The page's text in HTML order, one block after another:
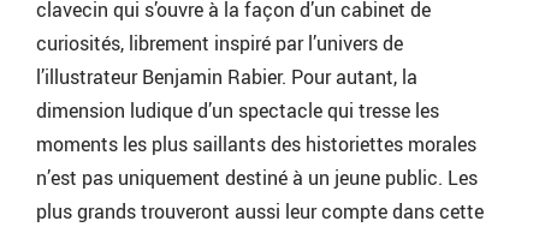
clavecin qui s’ouvre à la façon d’un cabinet de
curiosités, librement inspiré par l’univers de
l’illustrateur Benjamin Rabier. Pour autant, la
dimension ludique d’un spectacle qui tresse les
moments les plus saillants des historiettes morales
n’est pas uniquement destiné à un jeune public. Les
plus grands trouveront aussi leur compte dans cette